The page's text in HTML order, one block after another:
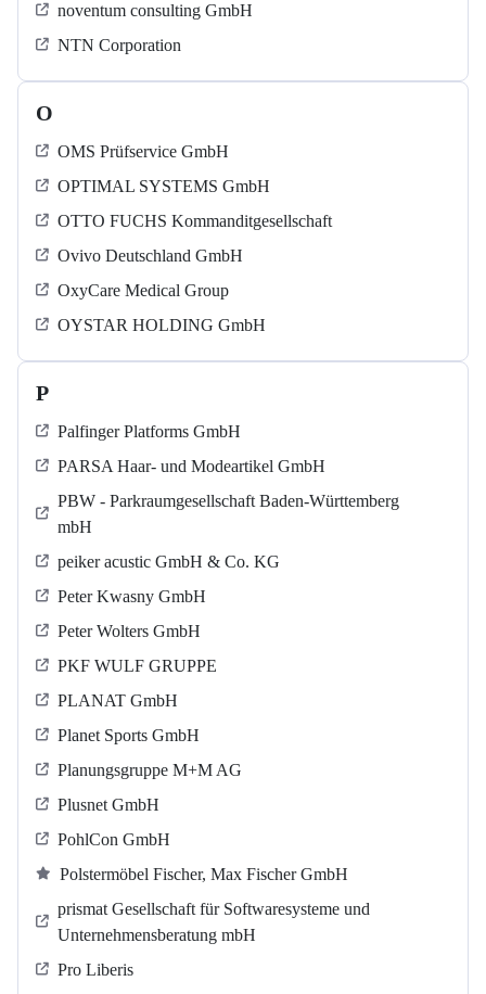
noventum consulting GmbH
NTN Corporation
O
OMS Prüfservice GmbH
OPTIMAL SYSTEMS GmbH
OTTO FUCHS Kommanditgesellschaft
Ovivo Deutschland GmbH
OxyCare Medical Group
OYSTAR HOLDING GmbH
P
Palfinger Platforms GmbH
PARSA Haar- und Modeartikel GmbH
PBW - Parkraumgesellschaft Baden-Württemberg
mbH
peiker acustic GmbH & Co. KG
Peter Kwasny GmbH
Peter Wolters GmbH
PKF WULF GRUPPE
PLANAT GmbH
Planet Sports GmbH
Planungsgruppe M+M AG
Plusnet GmbH
PohlCon GmbH
Polstermöbel Fischer, Max Fischer GmbH
prismat Gesellschaft für Softwaresysteme und
Unternehmensberatung mbH
Pro Liberis